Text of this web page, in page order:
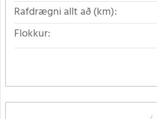
Rafdrægni allt að (km):
Flokkur: